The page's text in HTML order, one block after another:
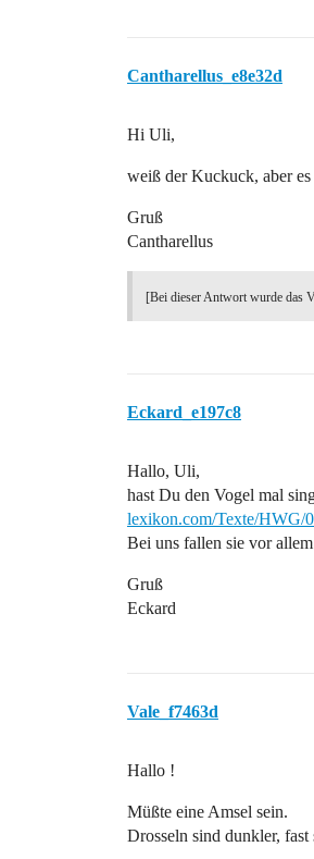
Cantharellus_e8e32d
Hi Uli,
weiß der Kuckuck, aber
Gruß
Cantharellus
[Bei dieser Antwort wurde das
Eckard_e197c8
Hallo, Uli,
hast Du den Vogel mal
lexikon.com/Texte/HWG/
Bei uns fallen sie vor
Gruß
Eckard
Vale_f7463d
Hallo !
Müßte eine Amsel sein.
Drosseln sind dunkler,